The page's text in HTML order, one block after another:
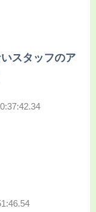
スタッフのア